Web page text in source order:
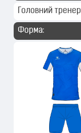
Головний тренер
Форма: